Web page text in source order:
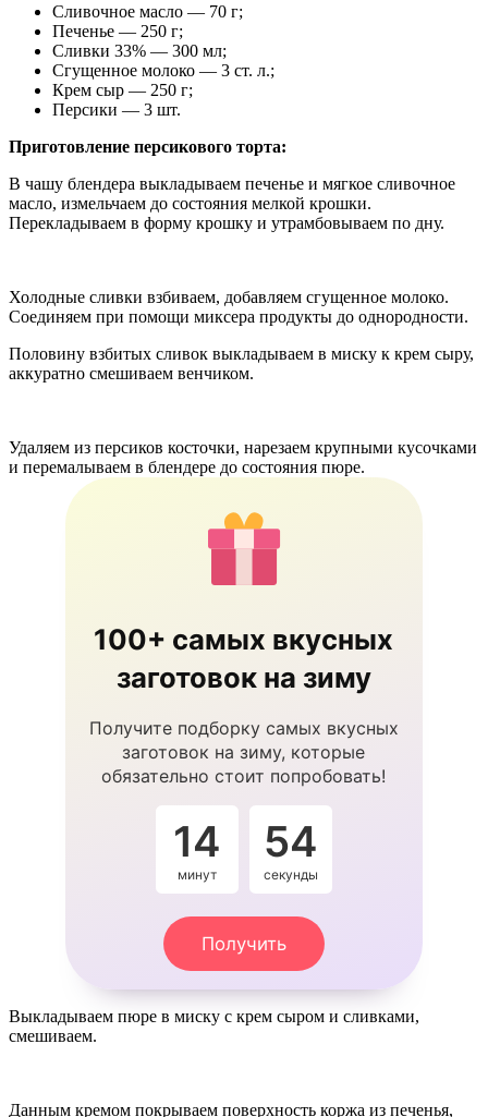
Сливочное масло — 70 г;
Печенье — 250 г;
Сливки 33% — 300 мл;
Сгущенное молоко — 3 ст. л.;
Крем сыр — 250 г;
Персики — 3 шт.
Приготовление персикового торта:
В чашу блендера выкладываем печенье и мягкое сливочное
масло, измельчаем до состояния мелкой крошки.
Перекладываем в форму крошку и утрамбовываем по дну.
Холодные сливки взбиваем, добавляем сгущенное молоко.
Соединяем при помощи миксера продукты до однородности.
Половину взбитых сливок выкладываем в миску к крем сыру,
аккуратно смешиваем венчиком.
Удаляем из персиков косточки, нарезаем крупными кусочками
и перемалываем в блендере до состояния пюре.
100+ самых вкусных
заготовок на зиму
Получите подборку самых вкусных
заготовок на зиму, которые
обязательно стоит попробовать!
14
минут
54
секунды
Получить
Выкладываем пюре в миску с крем сыром и сливками,
смешиваем.
Данным кремом покрываем поверхность коржа из печенья,